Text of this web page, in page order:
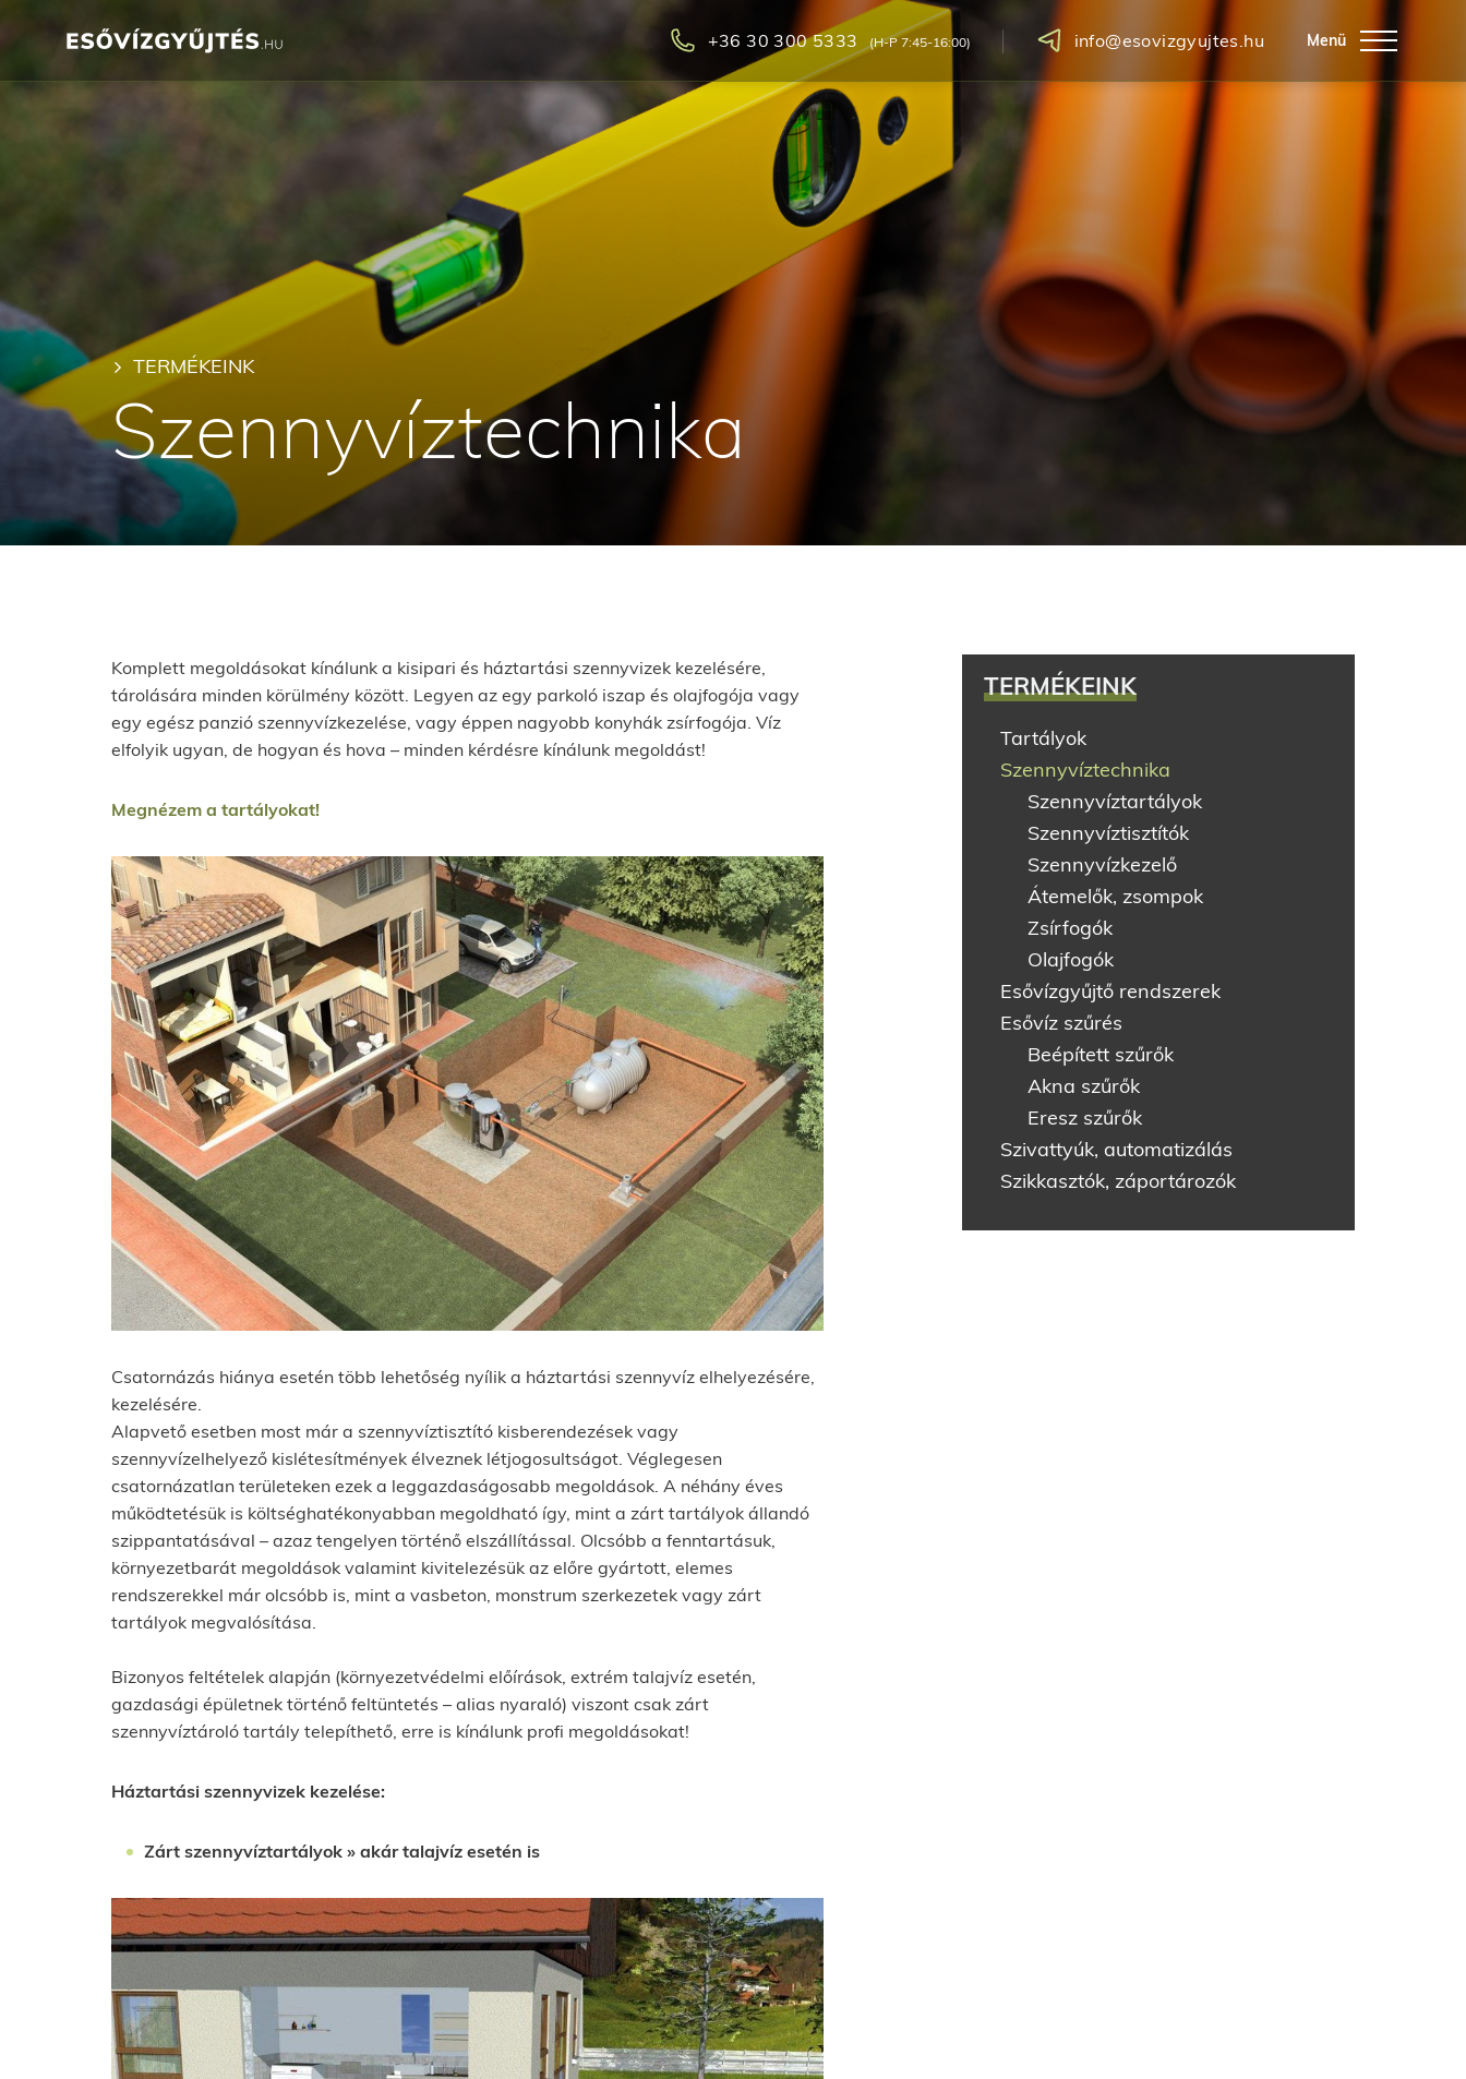
+36 30 300 5333 (H-P 7:45-16:00) info@esovizgyujtes.hu Menü
TERMÉKEINK
Szennyvíztechnika
Komplett megoldásokat kínálunk a kisipari és háztartási szennyvizek kezelésére,
tárolására minden körülmény között. Legyen az egy parkoló iszap és olajfogója vagy
egy egész panzió szennyvízkezelése, vagy éppen nagyobb konyhák zsírfogója. Víz
elfolyik ugyan, de hogyan és hova – minden kérdésre kínálunk megoldást!
Megnézem a tartályokat!
Csatornázás hiánya esetén több lehetőség nyílik a háztartási szennyvíz elhelyezésére,
kezelésére.
Alapvető esetben most már a szennyvíztisztító kisberendezések vagy
szennyvízelhelyező kislétesítmények élveznek létjogosultságot. Véglegesen
csatornázatlan területeken ezek a leggazdaságosabb megoldások. A néhány éves
működtetésük is költséghatékonyabban megoldható így, mint a zárt tartályok állandó
szippantatásával – azaz tengelyen történő elszállítással. Olcsóbb a fenntartásuk,
környezetbarát megoldások valamint kivitelezésük az előre gyártott, elemes
rendszerekkel már olcsóbb is, mint a vasbeton, monstrum szerkezetek vagy zárt
tartályok megvalósítása.
Bizonyos feltételek alapján (környezetvédelmi előírások, extrém talajvíz esetén,
gazdasági épületnek történő feltüntetés – alias nyaraló) viszont csak zárt
szennyvíztároló tartály telepíthető, erre is kínálunk profi megoldásokat!
Háztartási szennyvizek kezelése:
Zárt szennyvíztartályok » akár talajvíz esetén is
TERMÉKEINK
Tartályok
Szennyvíztechnika
Szennyvíztartályok
Szennyvíztisztítók
Szennyvízkezelő
Átemelők, zsompok
Zsírfogók
Olajfogók
Esővízgyűjtő rendszerek
Esővíz szűrés
Beépített szűrők
Akna szűrők
Eresz szűrők
Szivattyúk, automatizálás
Szikkasztók, záportározók